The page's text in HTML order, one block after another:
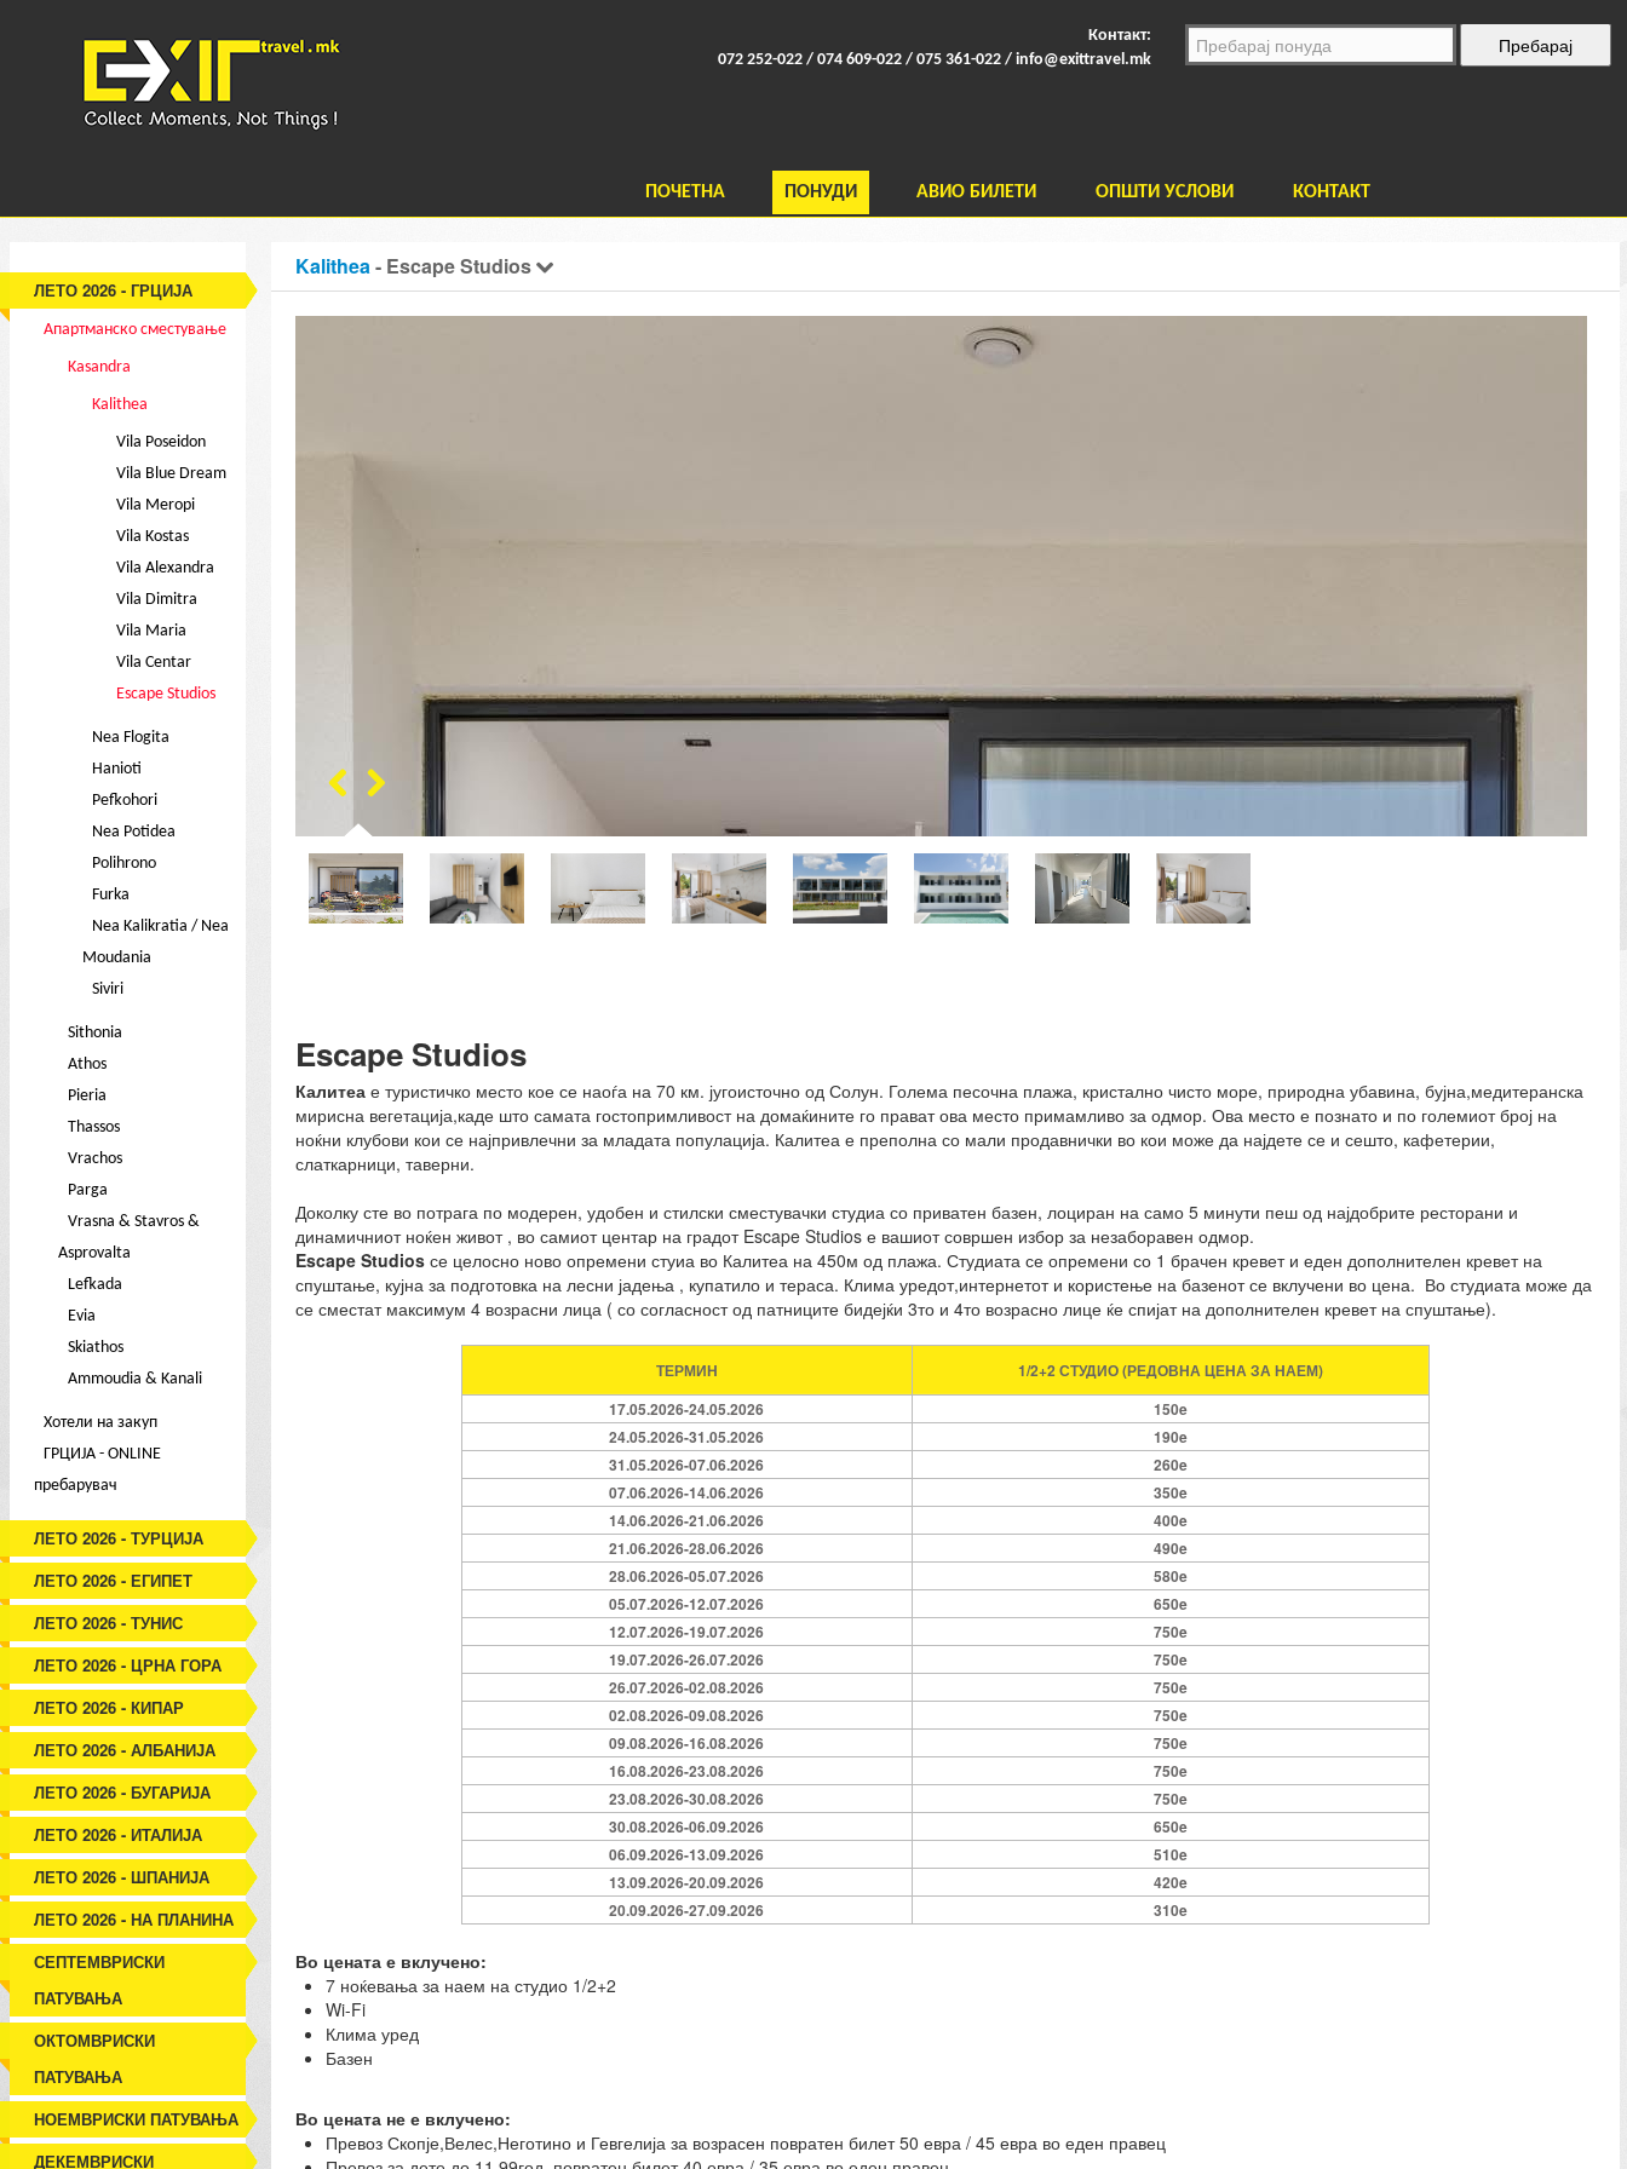
Контакт:
072 252-022 / 074 609-022 / 075 361-022 / info@exittravel.mk
ПОЧЕТНА ПОНУДИ АВИО БИЛЕТИ ОПШТИ УСЛОВИ КОНТАКТ
ЛЕТО 2026 - ГРЦИЈА
Апартманско сместување
Kasandra
Kalithea
Vila Poseidon
Vila Blue Dream
Vila Meropi
Vila Kostas
Vila Alexandra
Vila Dimitra
Vila Maria
Vila Centar
Escape Studios
Nea Flogita
Hanioti
Pefkohori
Nea Potidea
Polihrono
Furka
Nea Kalikratia / Nea
Moudania
Siviri
Sithonia
Athos
Pieria
Thassos
Vrachos
Parga
Vrasna & Stavros &
Asprovalta
Lefkada
Evia
Skiathos
Ammoudia & Kanali
Хотели на закуп
ГРЦИЈА - ONLINE
пребарувач
ЛЕТО 2026 - ТУРЦИЈА
ЛЕТО 2026 - ЕГИПЕТ
ЛЕТО 2026 - ТУНИС
ЛЕТО 2026 - ЦРНА ГОРА
ЛЕТО 2026 - КИПАР
ЛЕТО 2026 - АЛБАНИЈА
ЛЕТО 2026 - БУГАРИЈА
ЛЕТО 2026 - ИТАЛИЈА
ЛЕТО 2026 - ШПАНИЈА
ЛЕТО 2026 - НА ПЛАНИНА
СЕПТЕМВРИСКИ
ПАТУВАЊА
ОКТОМВРИСКИ
ПАТУВАЊА
НОЕМВРИСКИ ПАТУВАЊА
ДЕКЕМВРИСКИ
Kalithea- Escape Studios
Escape Studios
Калитеае туристичко место кое се наоѓа на 70 км. југоисточно од Солун. Голема песочна плажа, кристално чисто море, природна убавина, бујна,медитеранска
мирисна вегетација,каде што самата гостопримливост на домаќините го прават ова место примамливо за одмор. Ова место е познато и по големиот број на
ноќни клубови кои се најпривлечни за младата популација. Калитеа е преполна со мали продавнички во кои може да најдете се и сешто, кафетерии,
слаткарници, таверни.
Доколку сте во потрага по модерен, удобен и стилски сместувачки студиа со приватен базен, лоциран на само 5 минути пеш од најдобрите ресторани и
динамичниот ноќен живот , во самиот центар на градот Escape Studios е вашиот совршен избор за незаборавен одмор.
Escape Studiosсе целосно ново опремени стуиа во Калитеа на 450м од плажа. Студиата се опремени со 1 брачен кревет и еден дополнителен кревет на
спуштање, кујна за подготовка на лесни јадења , купатило и тераса. Клима уредот,интернетот и користење на базенот се вклучени во цена. Во студиата може да
се сместат максимум 4 возрасни лица ( со согласност од патниците бидејќи 3то и 4то возрасно лице ќе спијат на дополнителен кревет на спуштање).
ТЕРМИН
1/2+2 СТУДИО (РЕДОВНА ЦЕНА ЗА НАЕМ)
17.05.2026-24.05.2026
150e
24.05.2026-31.05.2026
190e
31.05.2026-07.06.2026
260e
07.06.2026-14.06.2026
350e
14.06.2026-21.06.2026
400e
21.06.2026-28.06.2026
490e
28.06.2026-05.07.2026
580e
05.07.2026-12.07.2026
650e
12.07.2026-19.07.2026
750e
19.07.2026-26.07.2026
750e
26.07.2026-02.08.2026
750e
02.08.2026-09.08.2026
750e
09.08.2026-16.08.2026
750e
16.08.2026-23.08.2026
750e
23.08.2026-30.08.2026
750e
30.08.2026-06.09.2026
650e
06.09.2026-13.09.2026
510e
13.09.2026-20.09.2026
420e
20.09.2026-27.09.2026
310e
Во цената е вклучено:
7 ноќевања за наем на студио 1/2+2
Wi-Fi
Клима уред
Базен
Во цената не е вклучено:
Превоз Скопје,Велес,Неготино и Гевгелија за возрасен повратен билет 50 евра / 45 евра во еден правец